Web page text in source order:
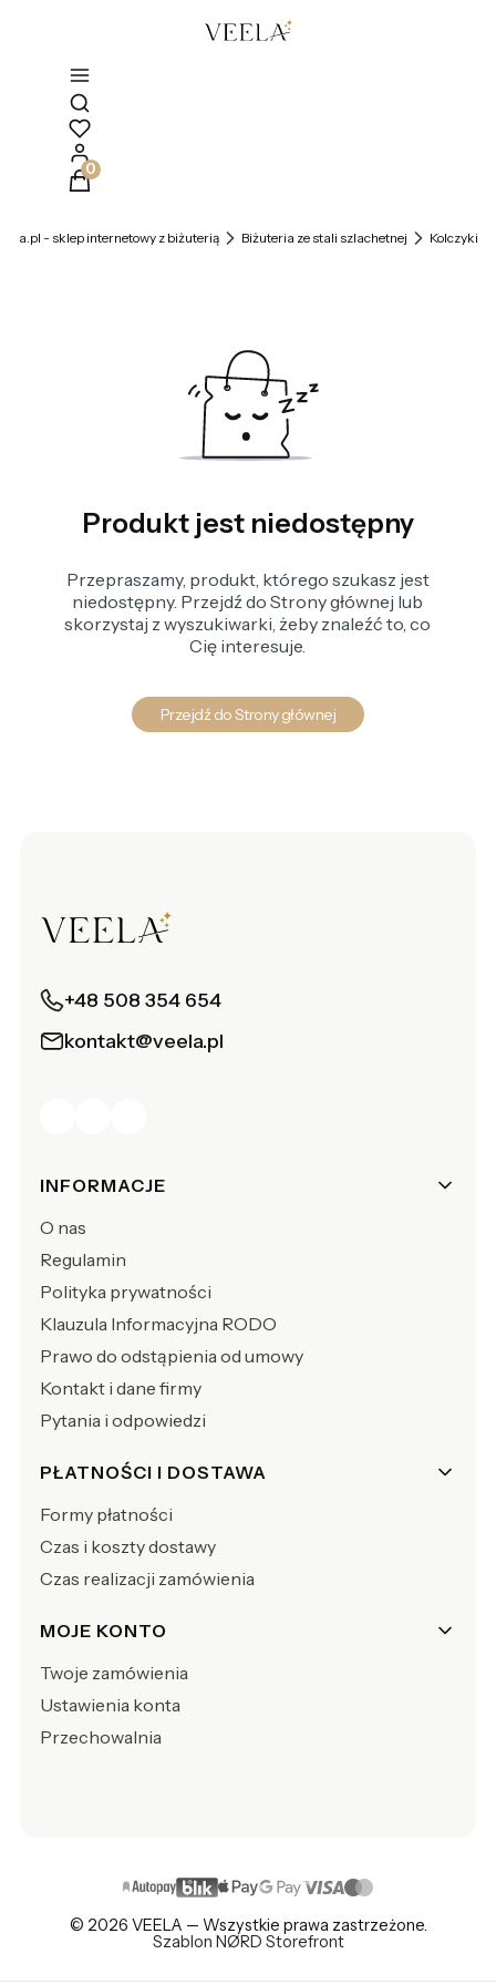
Otwórz wyszukiwarkę
Produkty w koszyku: 0. Zobacz szczegóły
- sklep internetowy z biżuterią Biżuteria ze stali szlachetnej Kolczyki
Produkt jest niedostępny
Przepraszamy, produkt, którego szukasz jest
niedostępny. Przejdź do Strony głównej lub
skorzystaj z wyszukiwarki, żeby znaleźć to, co
Cię interesuje.
Przejdź do Strony głównej
+48 508 354 654
kontakt@veela.pl
Linki w stopce
INFORMACJE
O nas
Regulamin
Polityka prywatności
Klauzula Informacyjna RODO
Prawo do odstąpienia od umowy
Kontakt i dane firmy
Pytania i odpowiedzi
PŁATNOŚCI I DOSTAWA
Formy płatności
Czas i koszty dostawy
Czas realizacji zamówienia
MOJE KONTO
Twoje zamówienia
Ustawienia konta
Przechowalnia
© 2026 VEELA — Wszystkie prawa zastrzeżone.
Szablon NØRD Storefront